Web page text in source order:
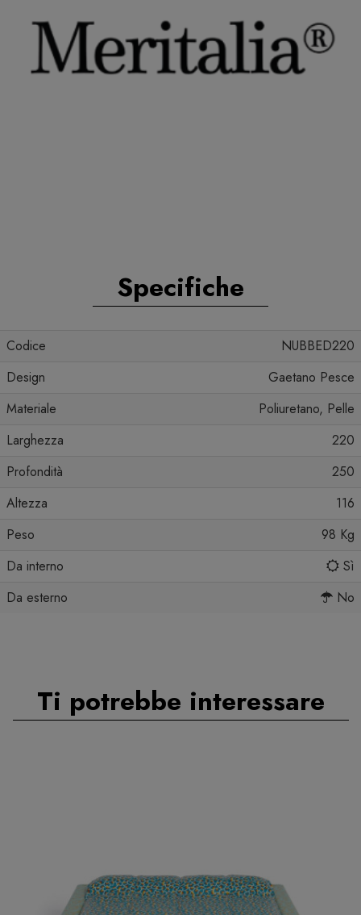
Specifiche
Codice
NUBBED220
Design
Gaetano Pesce
Materiale
Poliuretano, Pelle
Larghezza
220
Profondità
250
Altezza
116
Peso
98 Kg
Da interno
Sì
Da esterno
No
Ti potrebbe interessare